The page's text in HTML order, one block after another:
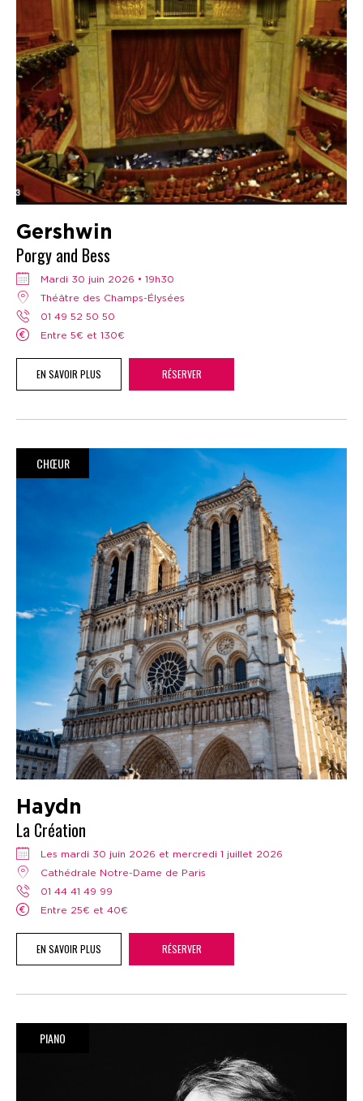
Gershwin
Porgy and Bess
mardi 30 juin 2026 • 19h30
Théâtre des Champs-Élysées
01 49 52 50 50
Entre 5€ et 130€
EN SAVOIR PLUS RÉSERVER
CHŒUR
Haydn
La Création
Les mardi 30 juin 2026 et mercredi 1 juillet 2026
Cathédrale Notre-Dame de Paris
01 44 41 49 99
Entre 25€ et 40€
EN SAVOIR PLUS RÉSERVER
PIANO